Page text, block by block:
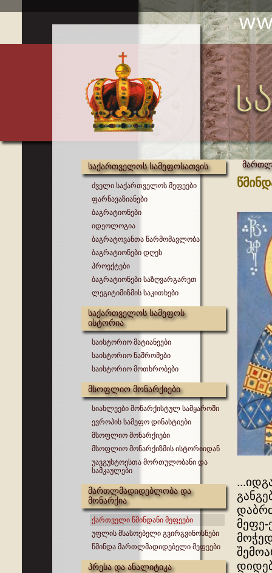
საქართველოს სამეფოსათვის
ძველი საქართველოს მეფეები
ფარნავაზიანები
ბაგრატიონები
იდეოლოგია
ბაგრატოვანთა წარმომავლობა
ბაგრატიონები დღეს
პროექტები
ბაგრატიონები საზღვარგარეთ
ლეგიტიმიზმის საკითხები
საქართველოს სამეფოს
ისტორია
საისტორიო მატიანეები
საისტორიო ნაშრომები
საისტორიო მოთხრობები
მსოფლიო მონარქიები
სიახლეები მონარქისტულ სამყაროში
ევროპის სამეფო დინასტიები
მსოფლიო მონარქიები
მსოფლიო მონარქიზმის ისტორიიდან
უავგუსტოესთა მორთულობანი და
სამკაულები
მართლმადიდებლობა და
მონარქია
ქართველი წმინდანი მეფეები
უფლის მსასოებელი გვირგვინოსნები
წმინდა მართლმადიდებელი მეფეები
პრესა და ანალიტიკა
მეფე-